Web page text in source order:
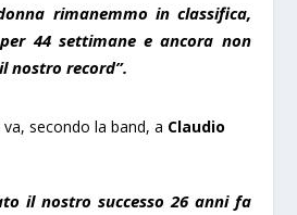
rimanemmo in classifica,
44 settimane e ancora non
nostro record”.
secondo la band, a Claudio
il nostro successo 26 anni fa